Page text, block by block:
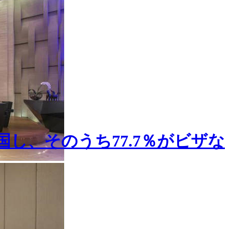
し、そのうち77.7％がビザな